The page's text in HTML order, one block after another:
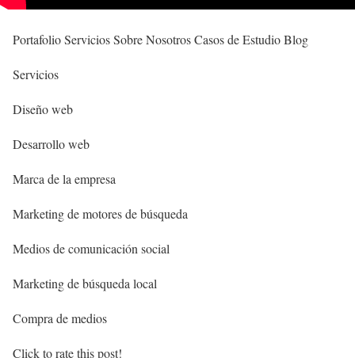
Portafolio Servicios Sobre Nosotros Casos de Estudio Blog
Servicios
Diseño web
Desarrollo web
Marca de la empresa
Marketing de motores de búsqueda
Medios de comunicación social
Marketing de búsqueda local
Compra de medios
Click to rate this post!